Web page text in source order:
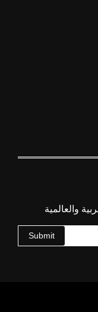
والعالمية
Submit